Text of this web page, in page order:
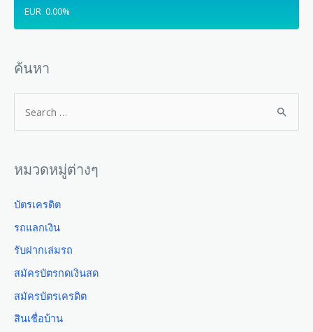
EUR 0.00%
ค้นหา
หมวดหมู่ต่างๆ
บัตรเครดิต
รถแลกเงิน
รับฝากเล่มรถ
สมัครบัตรกดเงินสด
สมัครบัตรเครดิต
สินเชื่อบ้าน